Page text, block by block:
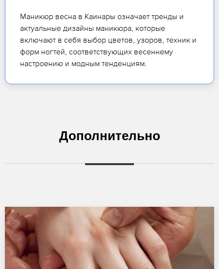
Маникюр весна в Каинары означает тренды и
актуальные дизайны маникюра, которые
включают в себя выбор цветов, узоров, техник и
форм ногтей, соответствующих весеннему
настроению и модным тенденциям.
Дополнительно